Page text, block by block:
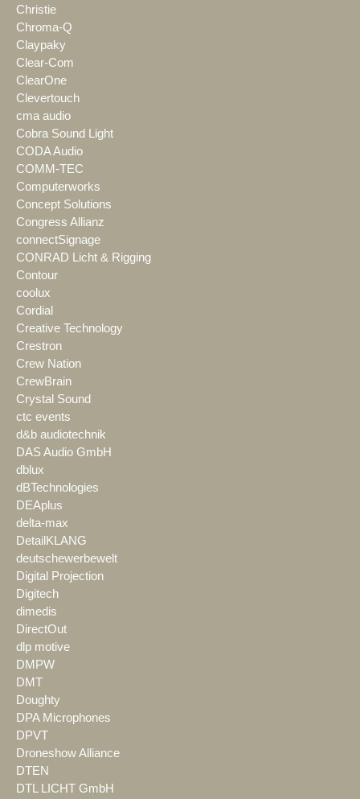
Christie
Chroma-Q
Claypaky
Clear-Com
ClearOne
Clevertouch
cma audio
Cobra Sound Light
CODA Audio
COMM-TEC
Computerworks
Concept Solutions
Congress Allianz
connectSignage
CONRAD Licht & Rigging
Contour
coolux
Cordial
Creative Technology
Crestron
Crew Nation
CrewBrain
Crystal Sound
ctc events
d&b audiotechnik
DAS Audio GmbH
dblux
dBTechnologies
DEAplus
delta-max
DetailKLANG
deutschewerbewelt
Digital Projection
Digitech
dimedis
DirectOut
dlp motive
DMPW
DMT
Doughty
DPA Microphones
DPVT
Droneshow Alliance
DTEN
DTL LICHT GmbH